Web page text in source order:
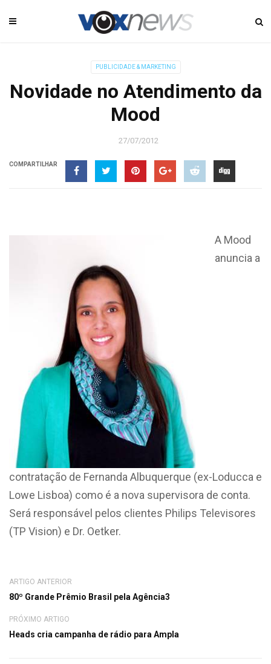
PUBLICIDADE & MARKETING
Novidade no Atendimento da
Mood
27/07/2012
COMPARTILHAR
A Mood
anuncia a
contratação de Fernanda Albuquerque (ex-Loducca e
Lowe Lisboa) como é a nova supervisora de conta.
Será responsável pelos clientes Philips Televisores
(TP Vision) e Dr. Oetker.
ARTIGO ANTERIOR
80º Grande Prêmio Brasil pela Agência3
PRÓXIMO ARTIGO
Heads cria campanha de rádio para Ampla